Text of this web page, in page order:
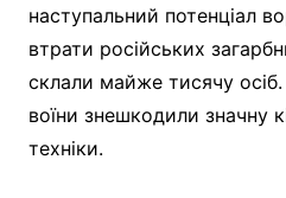
наступальний потенціал
втрати російських
склали майже тисячу осіб.
воїни знешкодили значну
техніки.